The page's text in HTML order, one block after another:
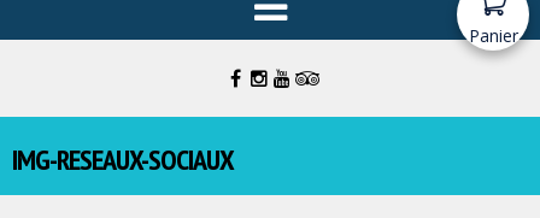
Panier
IMG-RESEAUX-SOCIAUX